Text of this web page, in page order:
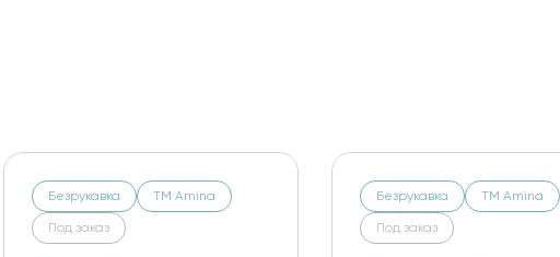
Безрукавка ТМ Amina
Под заказ
Безрукавка ТМ Amina
Под заказ